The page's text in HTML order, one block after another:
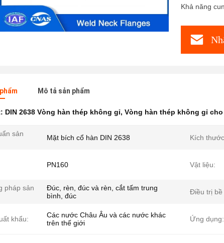
Khả năng
Mô tả sản phẩm
DIN 2638 Vòng hàn thép không gỉ, Vòng hàn thép không gỉ
sản Mặt bích cổ hàn DIN 2638 Kích
PN160 Vật liệu:
pháp sản
Đúc, rèn, đúc và rèn, cắt tấm trung
bình, đúc
Điều trị bề
khẩu:
Các nước Châu Âu và các nước khác
trên thế giới
Ứng dụng: